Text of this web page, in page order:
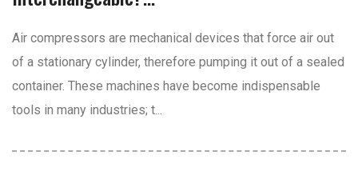
Air compressors are mechanical devices that force air out
of a stationary cylinder, therefore pumping it out of a sealed
container. These machines have become indispensable
tools in many industries; t...